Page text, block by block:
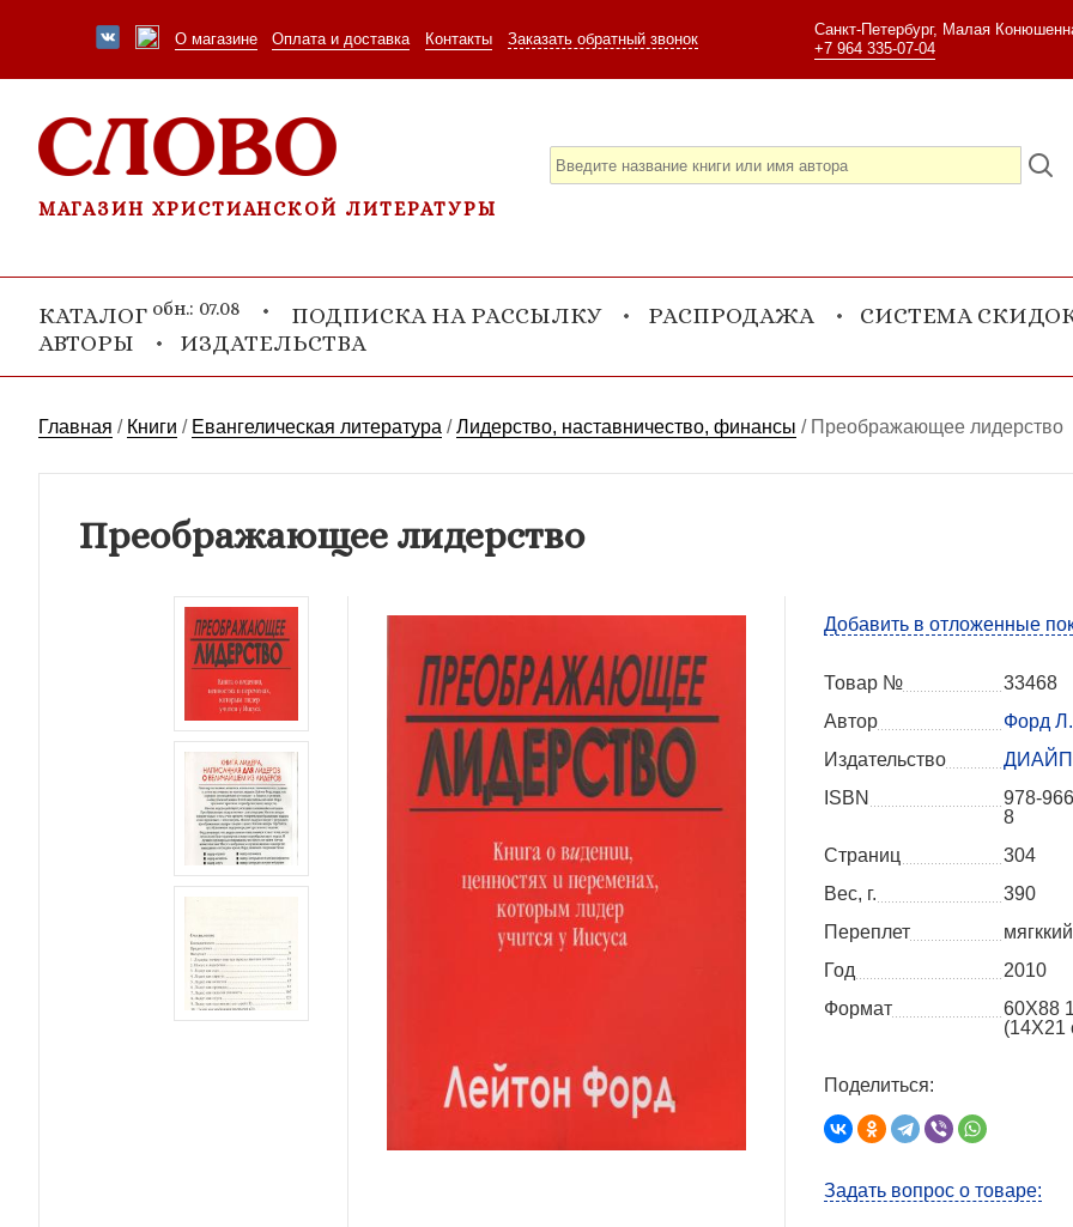
О магазине Оплата и доставка Контакты Заказать обратный звонок
Санкт-Петербург, Малая
+7 964 335-07-04
МАГАЗИН ХРИСТИАНСКОЙ ЛИТЕРАТУРЫ
КАТАЛОГ обн.: 07.08 ПОДПИСКА НА РАССЫЛКУ РАСПРОДАЖА
СИСТЕМА
АВТОРЫ
ИЗДАТЕЛЬСТВА
Главная / Книги / Евангелическая литература /Лидерство, наставничество, финансы / Преображающее лидерство
Преображающее лидерство
Добавить в отложенные
Товар №
33468
Автор
Форд Л.
Издательство
ISBN
978-
8
Страниц
304
Вес, г.
390
Переплет
мягккий
Год
2010
Формат
60X88
(14Х21
Поделиться:
Задать вопрос о товаре: